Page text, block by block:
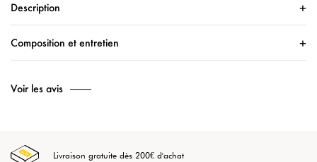
Description
Composition et entretien
Voir les avis
Livraison gratuite dès 200€ d'achat